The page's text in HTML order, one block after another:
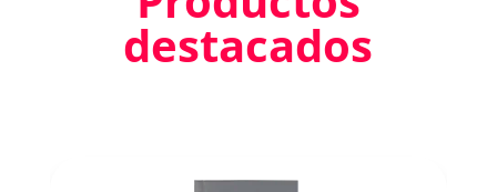
destacados